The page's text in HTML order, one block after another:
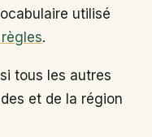
utilisé
.
tous les autres
et de la région